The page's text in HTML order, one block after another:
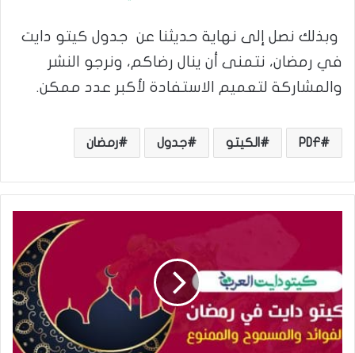
وبذلك نصل إلى نهاية حديثنا عن جدول كيتو دايت
في رمضان، نتمنى أن ينال رضاكم، ونرجو النشر
والمشاركة لتعميم الاستفادة لأكبر عدد ممكن.
PDF الكيتو جدول رمضان
و
د
ا
ي
ت